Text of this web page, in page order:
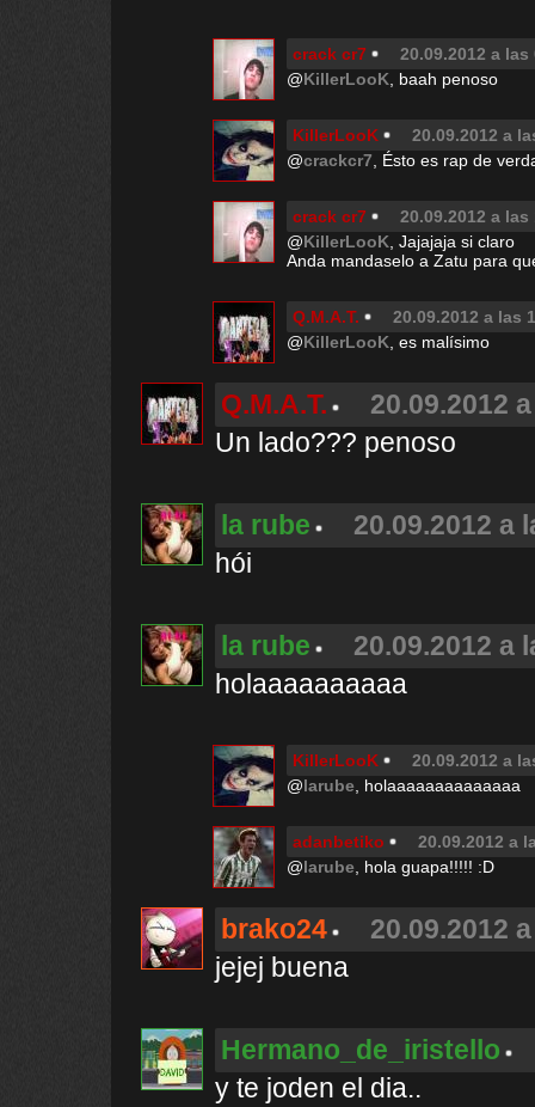
crack cr7
20.09.2012 a las
@KillerLooK , baah penoso
KillerLooK
20.09.2012 a
@crackcr7 , Ésto es rap de
crack cr7
20.09.2012 a las
@KillerLooK , Jajajaja si claro
Anda mandaselo a Zatu para
Q.M.A.T.
20.09.2012 a las
@KillerLooK , es malísimo
Q.M.A.T.
20.09.2012
Un lado??? penoso
la rube
20.09.2012 a
hói
la rube
20.09.2012 a
holaaaaaaaaaa
KillerLooK
20.09.2012 a
@larube , holaaaaaaaaaaaaaa
adanbetiko
20.09.2012 a
@larube , hola guapa!!!!! :D
brako24
20.09.2012
jejej buena
Hermano_de_iristello
y te joden el dia..